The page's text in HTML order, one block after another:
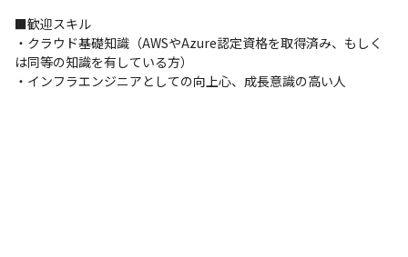
■歓迎スキル
・クラウド基礎知識（AWSやAzure認定資格を取得済み、もしく
は同等の知識を有している方）
・インフラエンジニアとしての向上心、成長意識の高い人